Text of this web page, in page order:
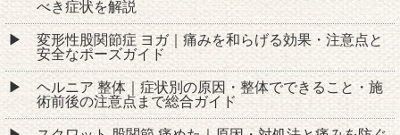
べき症状を解説
変形性股関節症 ヨガ｜痛みを和らげる効果・注意点と
安全なポーズガイド
ヘルニア 整体｜症状別の原因・整体でできること・施
術前後の注意点まで総合ガイド